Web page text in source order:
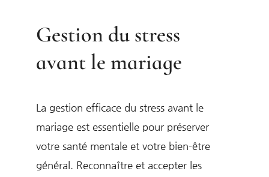
Gestion du stress
avant le mariage
La gestion efficace du stress avant le
mariage est essentielle pour préserver
votre santé mentale et votre bien-être
général. Reconnaître et accepter les